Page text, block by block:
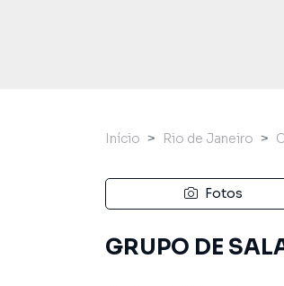
Início Rio de Janeiro
Fotos
GRUPO DE